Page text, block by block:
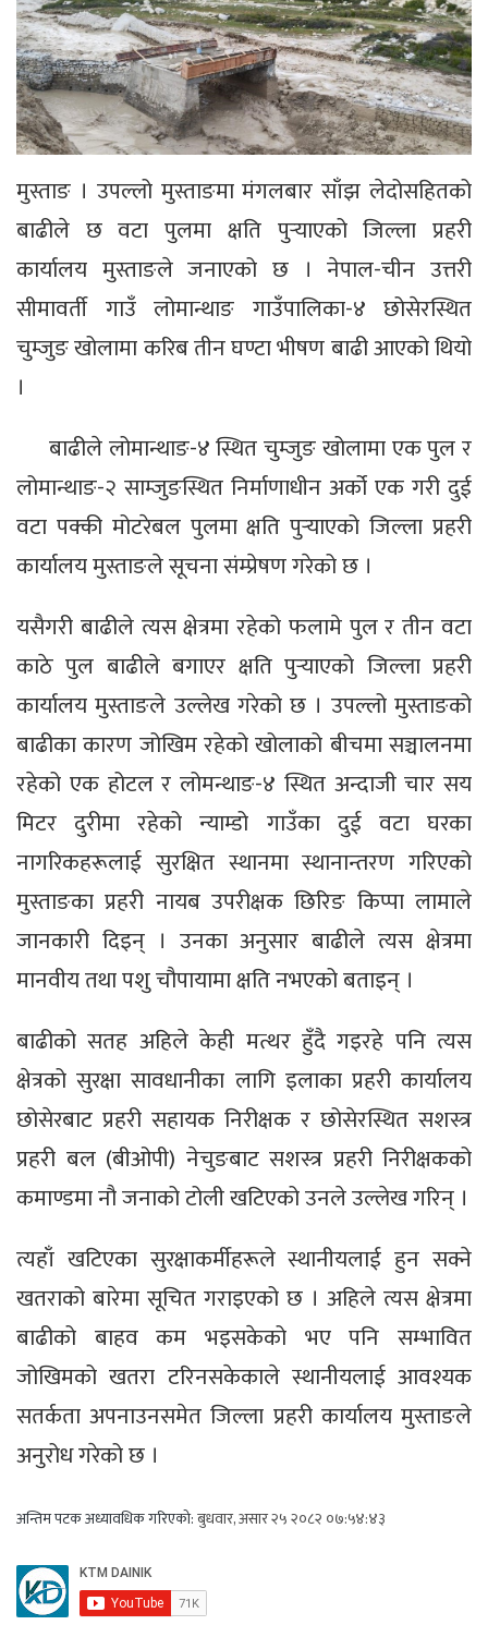
मुस्ताङ । उपल्लो मुस्ताङमा मंगलबार साँझ लेदोसहितको
बाढीले छ वटा पुलमा क्षति पुर्‍याएको जिल्ला प्रहरी
कार्यालय मुस्ताङले जनाएको छ । नेपाल-चीन उत्तरी
सीमावर्ती गाउँ लोमान्थाङ गाउँपालिका-४ छोसेरस्थित
चुम्जुङ खोलामा करिब तीन घण्टा भीषण बाढी आएको थियो
।
बाढीले लोमान्थाङ-४ स्थित चुम्जुङ खोलामा एक पुल र
लोमान्थाङ-२ साम्जुङस्थित निर्माणाधीन अर्को एक गरी दुई
वटा पक्की मोटरेबल पुलमा क्षति पुर्‍याएको जिल्ला प्रहरी
कार्यालय मुस्ताङले सूचना संम्प्रेषण गरेको छ ।
यसैगरी बाढीले त्यस क्षेत्रमा रहेको फलामे पुल र तीन वटा
काठे पुल बाढीले बगाएर क्षति पुर्‍याएको जिल्ला प्रहरी
कार्यालय मुस्ताङले उल्लेख गरेको छ । उपल्लो मुस्ताङको
बाढीका कारण जोखिम रहेको खोलाको बीचमा सञ्चालनमा
रहेको एक होटल र लोमन्थाङ-४ स्थित अन्दाजी चार सय
मिटर दुरीमा रहेको न्याम्डो गाउँका दुई वटा घरका
नागरिकहरूलाई सुरक्षित स्थानमा स्थानान्तरण गरिएको
मुस्ताङका प्रहरी नायब उपरीक्षक छिरिङ किप्पा लामाले
जानकारी दिइन् । उनका अनुसार बाढीले त्यस क्षेत्रमा
मानवीय तथा पशु चौपायामा क्षति नभएको बताइन् ।
बाढीको सतह अहिले केही मत्थर हुँदै गइरहे पनि त्यस
क्षेत्रको सुरक्षा सावधानीका लागि इलाका प्रहरी कार्यालय
छोसेरबाट प्रहरी सहायक निरीक्षक र छोसेरस्थित सशस्त्र
प्रहरी बल (बीओपी) नेचुङबाट सशस्त्र प्रहरी निरीक्षकको
कमाण्डमा नौ जनाको टोली खटिएको उनले उल्लेख गरिन् ।
त्यहाँ खटिएका सुरक्षाकर्मीहरूले स्थानीयलाई हुन सक्ने
खतराको बारेमा सूचित गराइएको छ । अहिले त्यस क्षेत्रमा
बाढीको बाहव कम भइसकेको भए पनि सम्भावित
जोखिमको खतरा टरिनसकेकाले स्थानीयलाई आवश्यक
सतर्कता अपनाउनसमेत जिल्ला प्रहरी कार्यालय मुस्ताङले
अनुरोध गरेको छ ।
अन्तिम पटक अध्यावधिक गरिएको:बुधवार, असार २५ २०८२ ०७:५४:४३